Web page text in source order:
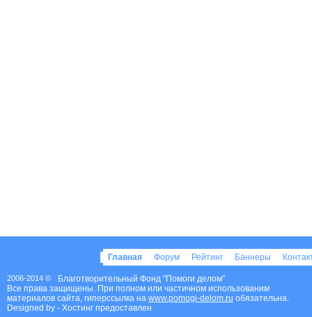
Главная Форум Рейтинг Баннеры
2006-2014 ©
Благотворительный Фонд "Помоги делом"
Все права защищены. При полном или частичном использованим
материалов сайта, гиперссылка на www.pomogi-delom.ru обязательна.
Designed by - Хостинг предоставлен